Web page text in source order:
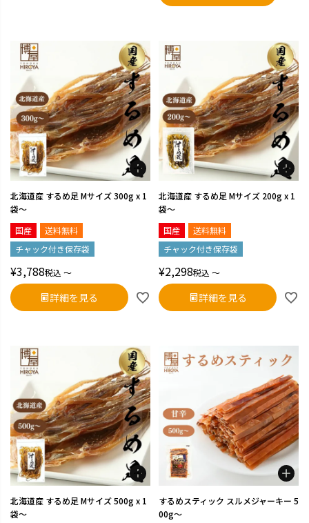
北海道産 するめ足 Mサイズ 300g x 1
袋～
国産
送料無料
チャック付き保存袋
¥3,788税込 〜
詳細を見る
北海道産 するめ足 Mサイズ 200g x 1
袋～
国産
送料無料
チャック付き保存袋
¥2,298税込 〜
詳細を見る
北海道産 するめ足 Mサイズ 500g x 1
袋～
するめスティック スルメジャーキー 5
00g～